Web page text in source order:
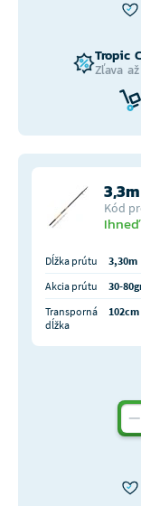
Tropic
Zľava až
3,3m
Kód
Dĺžka prútu 3,30m
Akcia prútu
30-
Transporná
dĺžka
102cm